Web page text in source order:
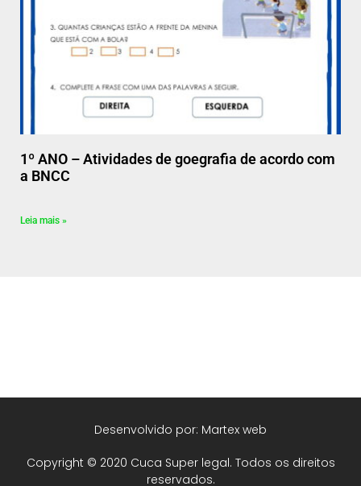
1º ANO – Atividades de goegrafia de acordo com
a BNCC
Leia mais »
Copyright © 2020 Cuca Super legal. Todos os direitos
reservados.
Desenvolvido por: Martex web